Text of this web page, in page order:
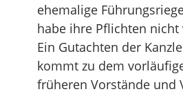
ehemalige
habe ihre Pflichten nicht
Ein Gutachten der
kommt zu dem
früheren Vorstände und